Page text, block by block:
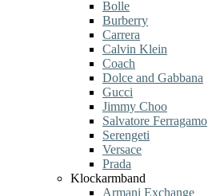
Bolle
Burberry
Carrera
Calvin Klein
Coach
Dolce and Gabbana
Gucci
Jimmy Choo
Salvatore Ferragamo
Serengeti
Versace
Prada
Klockarmband
Armani Exchange